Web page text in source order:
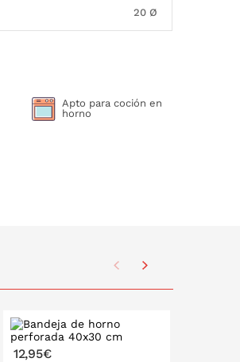
20 Ø
Apto para coción en
horno
12,95€